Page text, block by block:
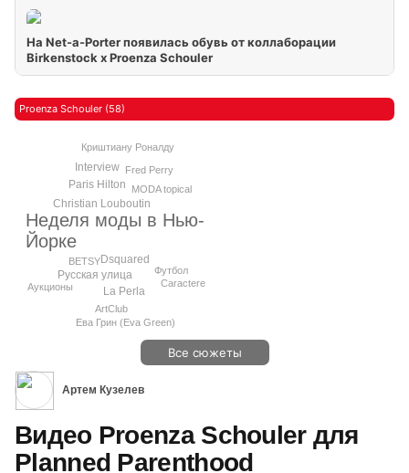
На Net-a-Porter появилась обувь от коллаборации
Birkenstock x Proenza Schouler
Proenza Schouler (58)
Неделя моды в Нью-
Йорке
Christian Louboutin
Dsquared
Paris Hilton
Русская улица
Interview
La Perla
Футбол
MODA topical
BETSY
Fred Perry
ArtClub
Криштиану Роналду
Caractere
Ева Грин (Eva Green)
Аукционы
Все сюжеты
Артем Кузелев
Видео Proenza Schouler для
Planned Parenthood